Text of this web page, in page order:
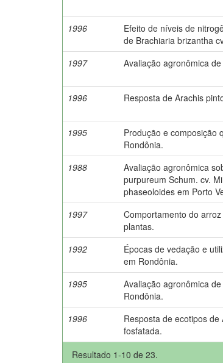
1996
Efeito de níveis de
de Brachiaria brizantha
1997
Avaliação agronômica
1996
Resposta de Arachis
1995
Produção e composição
Rondônia.
1988
Avaliação agronômica
purpureum Schum. cv.
phaseoloides em Porto
1997
Comportamento do
plantas.
1992
Épocas de vedação e
em Rondônia.
1995
Avaliação agronômica
Rondônia.
1996
Resposta de ecotipos
fosfatada.
Resultado 1-10 de 23.